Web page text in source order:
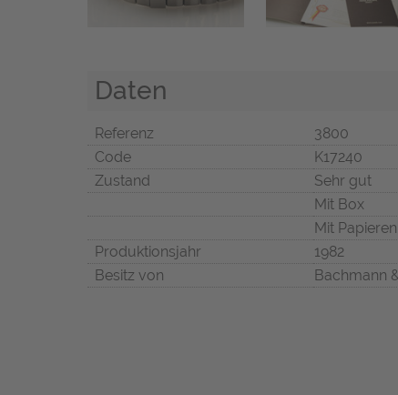
Daten
Referenz
3800
Code
K17240
Zustand
Sehr gut
Mit Box
Mit Papieren
Produktionsjahr
1982
Besitz von
Bachmann